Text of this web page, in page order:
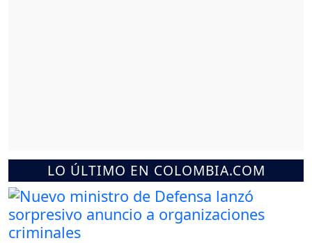
LO ÚLTIMO EN COLOMBIA.COM